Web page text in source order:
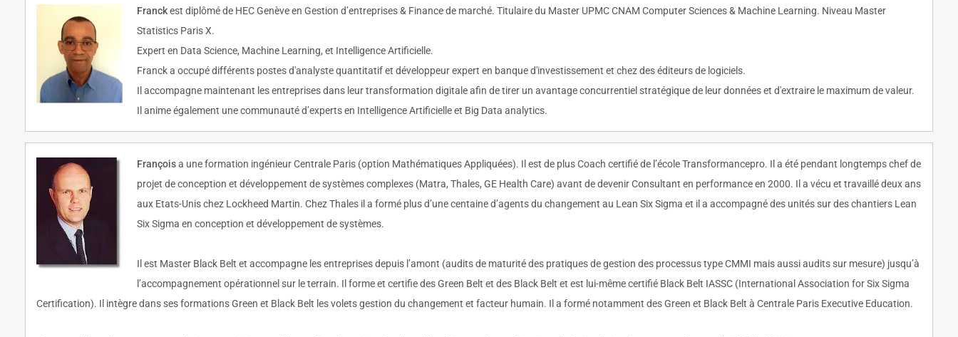
Franckest diplômé de HEC Genève en Gestion d’entreprises & Finance de marché. Titulaire du Master UPMC CNAM Computer Sciences & Machine Learning. Niveau Master
Statistics Paris X.
Expert en Data Science, Machine Learning, et Intelligence Artificielle.
Franck a occupé différents postes d'analyste quantitatif et développeur expert en banque d'investissement et chez des éditeurs de logiciels.
Il accompagne maintenant les entreprises dans leur transformation digitale afin de tirer un avantage concurrentiel stratégique de leur données et d'extraire le maximum de valeur.
Il anime également une communauté d’experts en Intelligence Artificielle et Big Data analytics.
Françoisa une formation ingénieur Centrale Paris (option Mathématiques Appliquées). Il est de plus Coach certifié de l’école Transformancepro. Il a été pendant longtemps chef de
projet de conception et développement de systèmes complexes (Matra, Thales, GE Health Care) avant de devenir Consultant en performance en 2000. Il a vécu et travaillé deux ans
aux Etats-Unis chez Lockheed Martin. Chez Thales il a formé plus d’une centaine d’agents du changement au Lean Six Sigma et il a accompagné des unités sur des chantiers Lean
Six Sigma en conception et développement de systèmes.
Il est Master Black Belt et accompagne les entreprises depuis l’amont (audits de maturité des pratiques de gestion des processus type CMMI mais aussi audits sur mesure) jusqu’à
l’accompagnement opérationnel sur le terrain. Il forme et certifie des Green Belt et des Black Belt et est lui-même certifié Black Belt IASSC (International Association for Six Sigma
Certification). Il intègre dans ses formations Green et Black Belt les volets gestion du changement et facteur humain. Il a formé notamment des Green et Black Belt à Centrale Paris Executive Education.